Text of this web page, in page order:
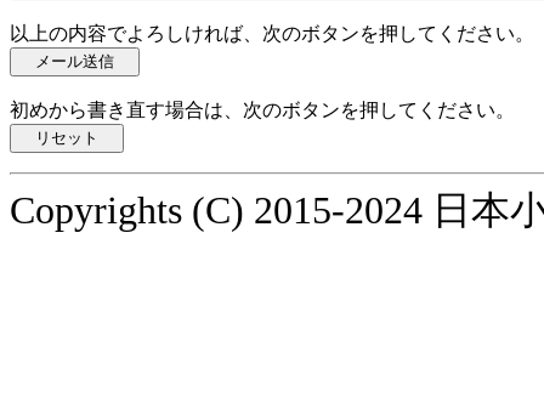
以上の内容でよろしければ、次のボタンを押してください。
初めから書き直す場合は、次のボタンを押してください。
Copyrights (C) 2015-2024 日本